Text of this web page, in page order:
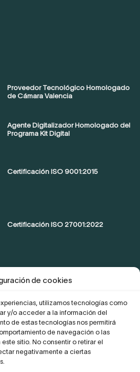
de cookies
utilizamos tecnologías como
y/o acceder a la información del
de estas tecnologías nos permitirá
de navegación o las
sitio. No consentir o retirar el
negativamente a ciertas
Proveedor Tecnológico Homologado
de Cámara Valencia
Agente Digitalizador Homologado del
Programa Kit Digital
Certificación ISO 9001:2015
Certificación ISO 27001:2022
ENS